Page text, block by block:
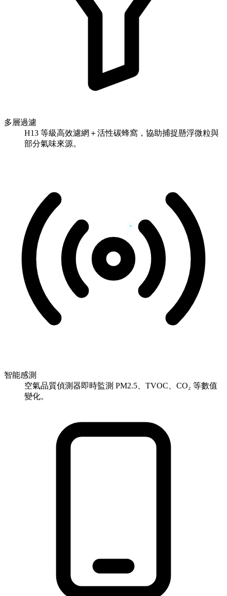
多層過濾
H13 等級高效濾網＋活性碳蜂窩，協助捕捉懸浮微粒與
部分氣味來源。
智能感測
空氣品質偵測器即時監測 PM2.5、TVOC、CO₂ 等數值
變化。